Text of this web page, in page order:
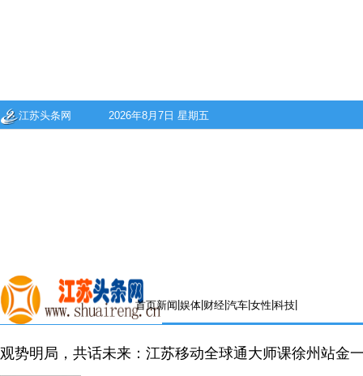
江苏头条网 2026年8月7日 星期五
首页新闻 娱体 财经 汽车 女性 科技
观势明局，共话未来：江苏移动全球通大师课徐州站金